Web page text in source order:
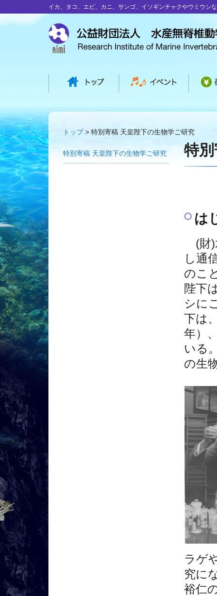
イカ、タコ、エビ、カニ、サンゴ、イソギンチャクやウミウシ
トップ 特別寄稿 天皇陛下の生物学ご研究
特別寄稿 天皇陛下の生物学ご研究 特
は
(財)
し通
のこ
陛下
シに
下は
年）
いる
の生
ラゲ
究に
裕仁